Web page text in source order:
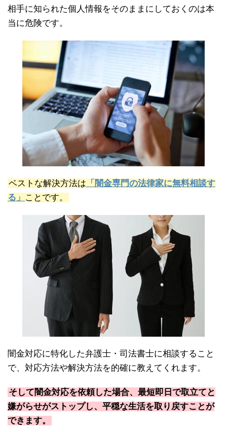
相手に知られた個人情報をそのままにしておくのは本
当に危険です。
ベストな解決方法は 「闇金専門の法律家に無料相談す
る」 ことです。
闇金対応に特化した弁護士・司法書士に相談すること
で、対応方法や解決方法を的確に教えてくれます。
そして闇金対応を依頼した場合、最短即日で取立てと
嫌がらせがストップし、平穏な生活を取り戻すことが
できます。